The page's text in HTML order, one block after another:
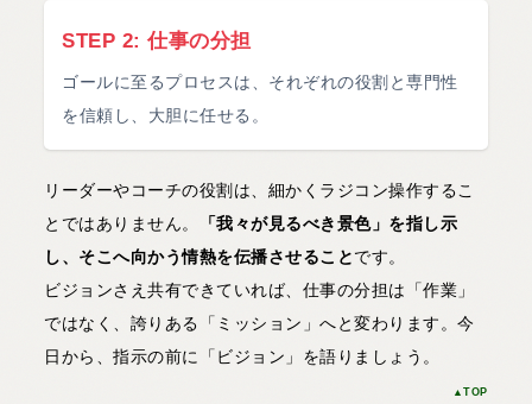
STEP 2: 仕事の分担
ゴールに至るプロセスは、それぞれの役割と専門性
を信頼し、大胆に任せる。
リーダーやコーチの役割は、細かくラジコン操作するこ
とではありません。
「我々が見るべき景色」を指し示
し、そこへ向かう情熱を伝播させることです。
ビジョンさえ共有できていれば、仕事の分担は「作業」
ではなく、誇りある「ミッション」へと変わります。今
日から、指示の前に「ビジョン」を語りましょう。
▲TOP